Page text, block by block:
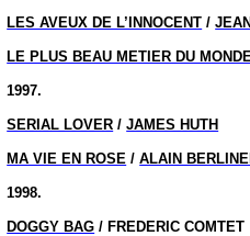
LES AVEUX DE L’INNOCENT /
LE PLUS BEAU METIER DU
1997.
SERIAL LOVER /JAMES HUTH
MA VIE EN ROSE /ALAIN
1998.
DOGGY BAG / FREDERIC COMTET